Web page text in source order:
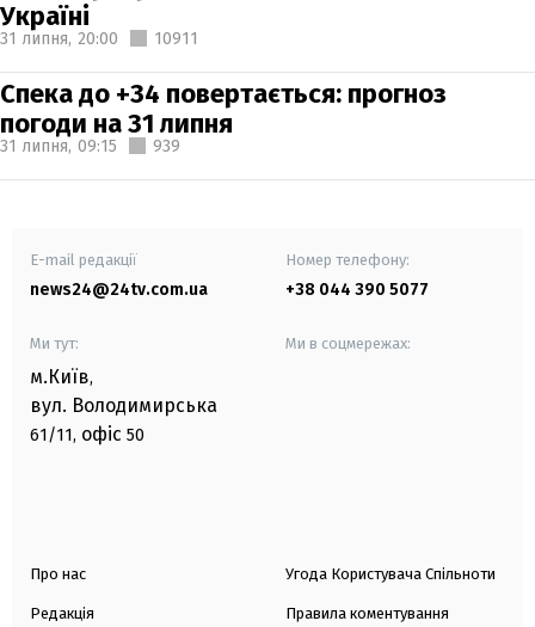
Україні
31 липня, 20:00 10911
Спека до +34 повертається: прогноз
погоди на 31 липня
31 липня, 09:15 939
E-mail редакції
news24@24tv.com.ua
Номер телефону:
+38 044 390 5077
Ми тут:
м.Київ,
вул. Володимирська
61/11, офіс 50
Ми в соцмережах:
Про нас
Редакція
Угода Користувача Спільноти
Правила коментування